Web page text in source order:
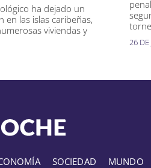
ha dejado un
en las islas caribeñas,
viviendas y
26
SOCIEDAD MUNDO